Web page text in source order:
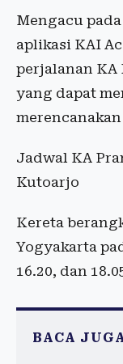
Mengacu
aplikasi KAI
perjalanan KA
yang dapat
Jadwal KA
Kutoarjo
Kereta
Yogyakarta
16.20, dan
BACA